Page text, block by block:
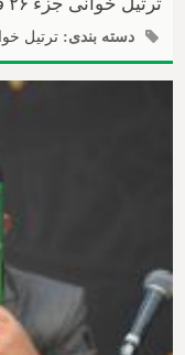
دسته بندی:ترتیل